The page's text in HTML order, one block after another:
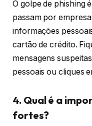
O golpe de phishing
passam por
informações
cartão de crédito.
mensagens
pessoais ou cliques
4. Qual é a
fortes?